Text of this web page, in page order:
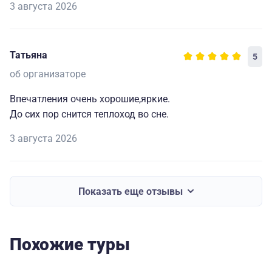
3 августа 2026
Татьяна 5
об организаторе
Впечатления очень хорошие,яркие.
До сих пор снится теплоход во сне.
3 августа 2026
Показать еще отзывы
Похожие туры